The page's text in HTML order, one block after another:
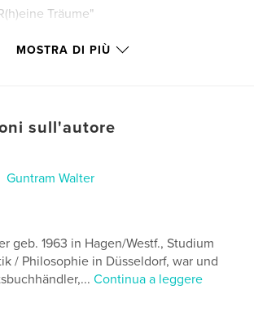
Träume"
2012
September 2012, 19:00 Uhr
MOSTRA DI PIÙ
sull'autore
Guntram Walter
geb. 1963 in Hagen/Westf., Studium
/ Philosophie in Düsseldorf, war und
Continua a leggere